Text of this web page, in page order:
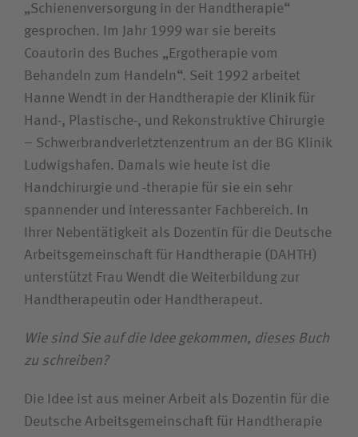
„Schienenversorgung in der Handtherapie“
gesprochen. Im Jahr 1999 war sie bereits
Coautorin des Buches „Ergotherapie vom
Behandeln zum Handeln“. Seit 1992 arbeitet
Hanne Wendt in der Handtherapie der Klinik für
Hand-, Plastische-, und Rekonstruktive Chirurgie
– Schwerbrandverletztenzentrum an der BG Klinik
Ludwigshafen. Damals wie heute ist die
Handchirurgie und -therapie für sie ein sehr
spannender und interessanter Fachbereich. In
Ihrer Nebentätigkeit als Dozentin für die Deutsche
Arbeitsgemeinschaft für Handtherapie (DAHTH)
unterstützt Frau Wendt die Weiterbildung zur
Handtherapeutin oder Handtherapeut.
Wie sind Sie auf die Idee gekommen, dieses Buch
zu schreiben?
Die Idee ist aus meiner Arbeit als Dozentin für die
Deutsche Arbeitsgemeinschaft für Handtherapie